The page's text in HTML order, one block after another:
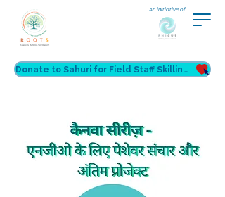
An initiative of
Donate to Sahuri for Field Staff Skilling